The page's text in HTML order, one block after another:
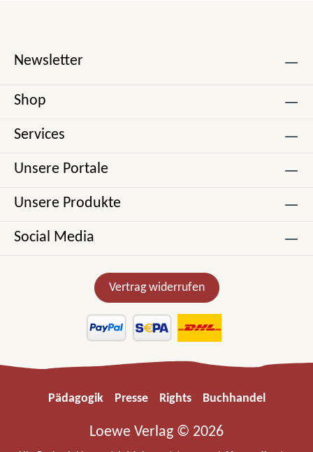
Newsletter
Shop
Services
Unsere Portale
Unsere Produkte
Social Media
Vertrag widerrufen
Pädagogik Presse Rights Buchhandel
Loewe Verlag © 2026